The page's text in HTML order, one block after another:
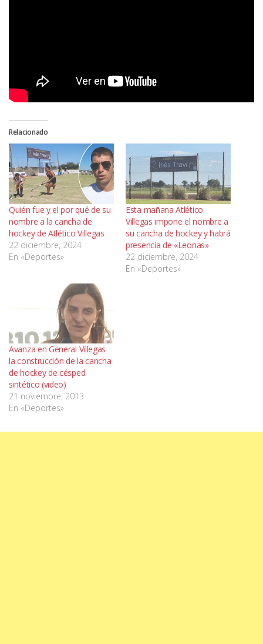
Relacionado
Quién fue y el por qué de su
nombre a la cancha de
hockey de Atlético Villegas
22 diciembre, 2024
En «Deportes»
Esta mañana Atlético
Villegas impone el nombre a
su cancha de hockey y habrá
presencia de «Leonas»
22 diciembre, 2024
En «Deportes»
Avanza en General Villegas
la construcción de la cancha
de hockey de césped
sintético (video)
21 noviembre, 2013
En «Deportes»